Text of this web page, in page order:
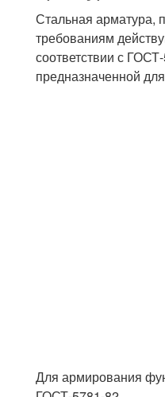
Стальная арматура,
требованиям
соответствии с
предназначенной
Для армирования